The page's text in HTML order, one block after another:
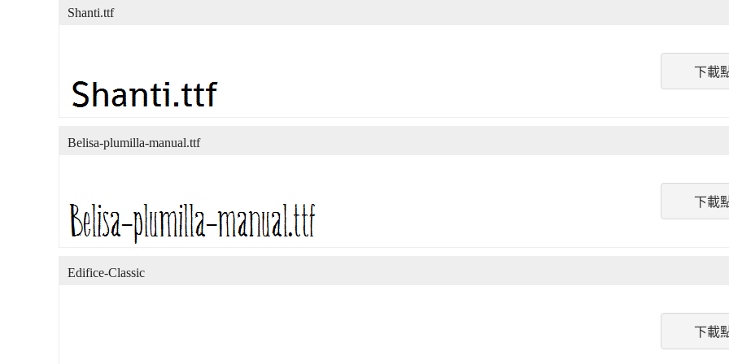
下載
Shanti.ttf
下載
Belisa-plumilla-manual.ttf
下載
Edifice-Classic